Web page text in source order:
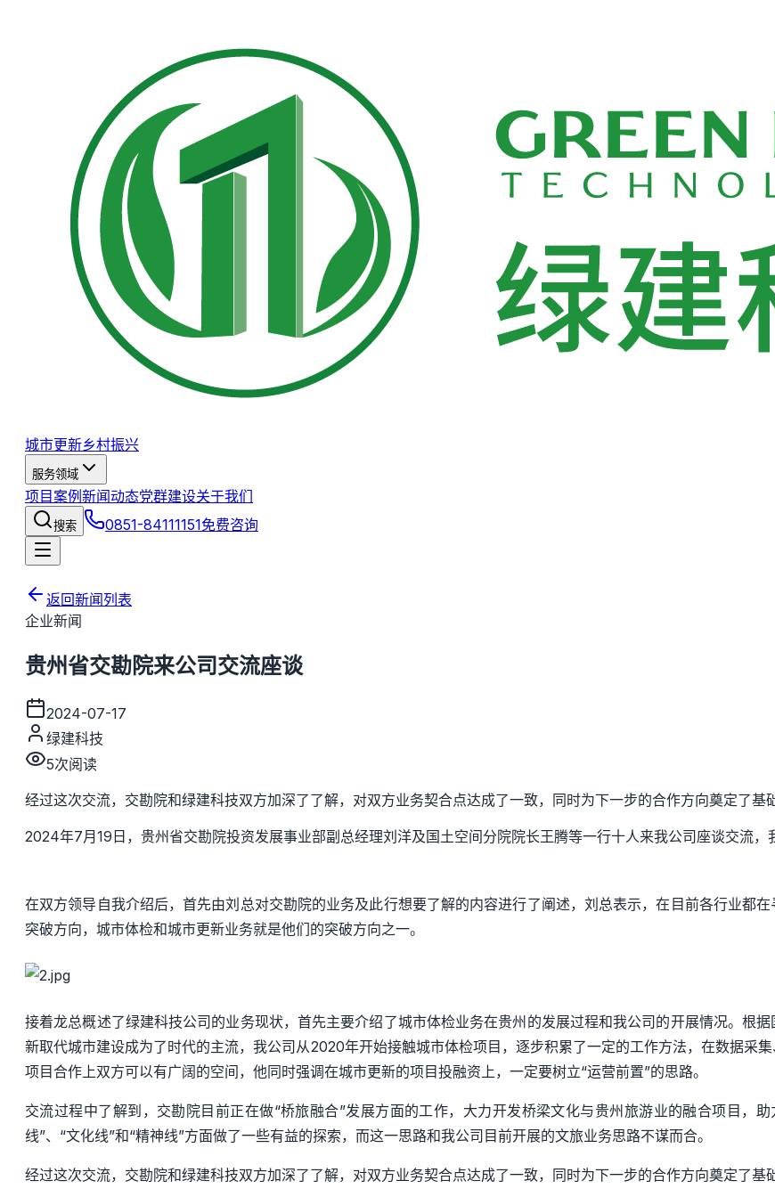
城市更新乡村振兴
服务领域
项目案例 新闻动态党群建设关于我们
搜索 0851-84111151免费咨询
返回新闻列表
企业新闻
贵州省交勘院来公司交流座谈
2024-07-17
绿建科技
5次阅读
经过这次交流，交勘院和绿建科技双方加深了了解，对双方业务契合点达成了一致，同时为下一步的合作方向奠定了基础
2024年7月19日，贵州省交勘院投资发展事业部副总经理刘洋及国土空间分院院长王腾等一行十人来我公司座谈交流
在双方领导自我介绍后，首先由刘总对交勘院的业务及此行想要了解的内容进行了阐述，刘总表示，在目前各行业都
突破方向，城市体检和城市更新业务就是他们的突破方向之一。
接着龙总概述了绿建科技公司的业务现状，首先主要介绍了城市体检业务在贵州的发展过程和我公司的开展情况。根据
新取代城市建设成为了时代的主流，我公司从2020年开始接触城市体检项目，逐步积累了一定的工作方法，在数据采
项目合作上双方可以有广阔的空间，他同时强调在城市更新的项目投融资上 ，一定要树立“运营前置”的思路。
交流过程中了解到，交勘院目前正在做“桥旅融合”发展方面的工作，大力开发桥梁文化与贵州旅游业的融合项目 ， 助
线”、“文化线”和“精神线”方面做了一些有益的探索， 而这一思路和我公司目前开展的文旅业务思路不谋而合。
经过这次交流，交勘院和绿建科技双方加深了了解，对双方业务契合点达成了一致，同时为下一步的合作方向奠定了基础